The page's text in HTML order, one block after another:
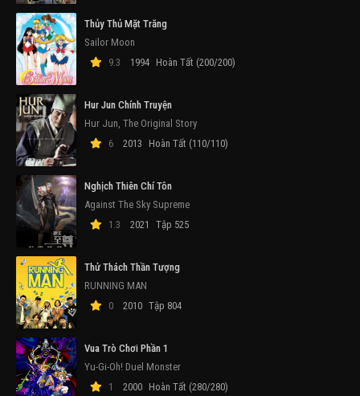
Thủy Thủ Mặt Trăng
Sailor Moon
9.3
1994 Hoàn Tất (200/200)
Hur Jun Chính Truyện
Hur Jun, The Original Story
6
2013 Hoàn Tất (110/110)
Nghịch Thiên Chí Tôn
Against The Sky Supreme
1.3
2021 Tập 525
Thử Thách Thần Tượng
RUNNING MAN
0
2010 Tập 804
Vua Trò Chơi Phần 1
Yu-Gi-Oh! Duel Monster
1
2000 Hoàn Tất (280/280)